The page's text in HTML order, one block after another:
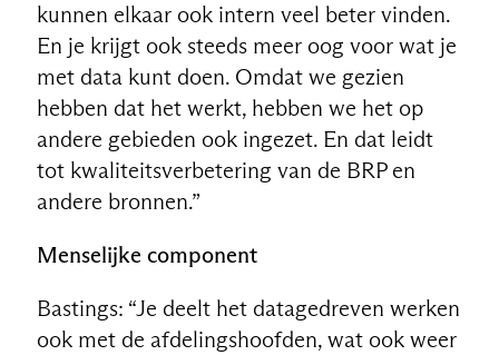
kunnen elkaar ook intern veel beter vinden.
En je krijgt ook steeds meer oog voor wat je
met data kunt doen. Omdat we gezien
hebben dat het werkt, hebben we het op
andere gebieden ook ingezet. En dat leidt
tot kwaliteitsverbetering van de BRP en
andere bronnen.”
Menselijke component
Bastings: “Je deelt het datagedreven werken
ook met de afdelingshoofden, wat ook weer